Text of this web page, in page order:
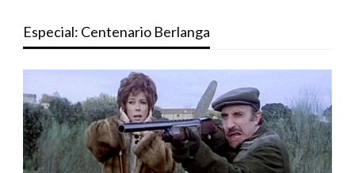
Especial: Centenario Berlanga